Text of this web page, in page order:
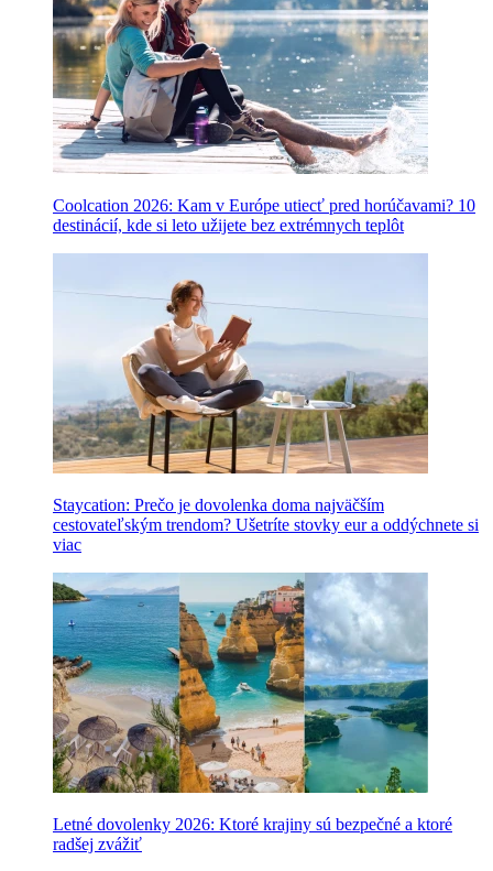
Coolcation 2026: Kam v Európe utiecť pred horúčavami? 10
destinácií, kde si leto užijete bez extrémnych teplôt
Staycation: Prečo je dovolenka doma najväčším
cestovateľským trendom? Ušetríte stovky eur a oddýchnete si
viac
Letné dovolenky 2026: Ktoré krajiny sú bezpečné a ktoré
radšej zvážiť